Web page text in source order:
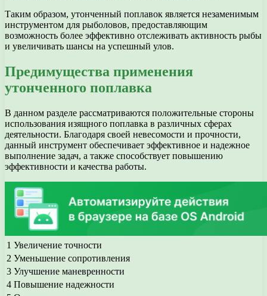
Таким образом, утонченный поплавок является незаменимым
инструментом для рыболовов, предоставляющим
возможность более эффективно отслеживать активность рыбы
и увеличивать шансы на успешный улов.
Предимущества применения
утонченного поплавка
В данном разделе рассматриваются положительные стороны
использования изящного поплавка в различных сферах
деятельности. Благодаря своей невесомости и прочности,
данный инструмент обеспечивает эффективное и надежное
выполнение задач, а также способствует повышению
эффективности и качества работы.
1 Увеличение точности
2 Уменьшение сопротивления
3 Улучшение маневренности
4 Повышение надежности